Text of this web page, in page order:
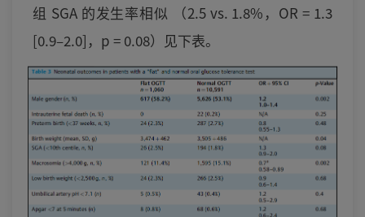
组 SGA 的发生率相似 （2.5 vs. 1.8%，OR = 1.3
[0.9–2.0]，p = 0.08）见下表。